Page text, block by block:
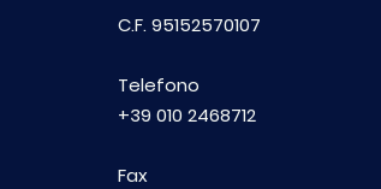
C.F. 95152570107
Telefono
+39 010 2468712
Fax